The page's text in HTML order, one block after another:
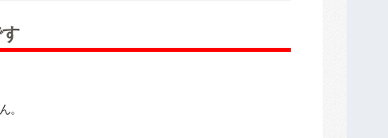
。